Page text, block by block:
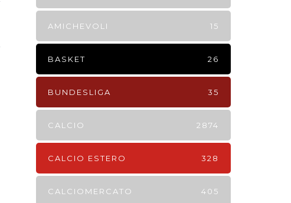
AMICHEVOLI 15
BASKET 26
BUNDESLIGA 35
CALCIO 2874
CALCIO ESTERO 328
CALCIOMERCATO 405